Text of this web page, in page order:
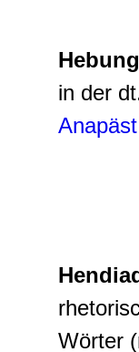
Hebung
in der
Anapäst
Wörter